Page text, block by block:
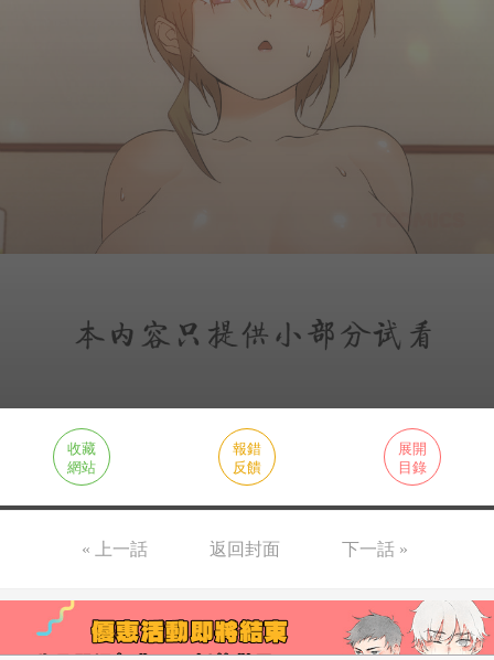
收藏
網站
報錯
反饋
展開
目錄
« 上一話 返回封面 下一話 »